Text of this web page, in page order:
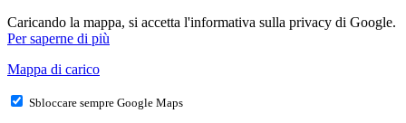
Caricando la mappa, si accetta l'informativa sulla privacy di Google.
Per saperne di più
Mappa di carico
Sbloccare sempre Google Maps